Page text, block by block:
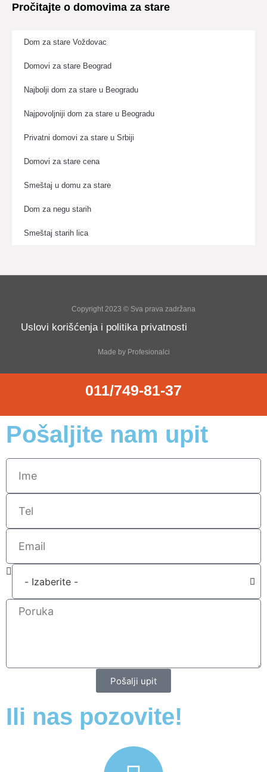
Pročitajte o domovima za stare
Dom za stare Voždovac
Domovi za stare Beograd
Najbolji dom za stare u Beogradu
Najpovoljniji dom za stare u Beogradu
Privatni domovi za stare u Srbiji
Domovi za stare cena
Smeštaj u domu za stare
Dom za negu starih
Smeštaj starih lica
Copyright 2023 © Sva prava zadržana
Uslovi korišćenja i politika privatnosti
Made by Profesionalci
011/749-81-37
Pošaljite nam upit
Pošalji upit
Ili nas pozovite!